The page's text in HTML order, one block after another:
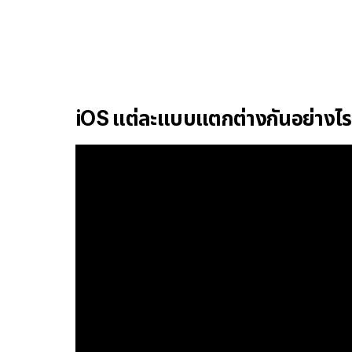
iOS แต่ละแบบแตกต่างกันอย่างไ